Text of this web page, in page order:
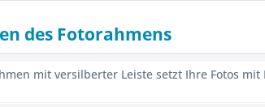
des Fotorahmens
mit versilberter Leiste setzt Ihre Fotos mit